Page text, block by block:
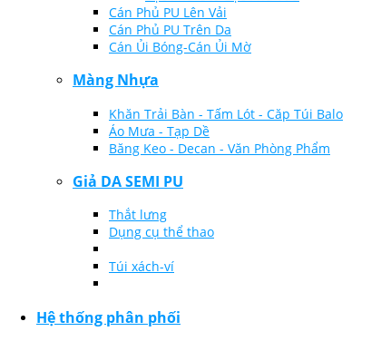
Cán Phủ PU Lên Vải
Cán Phủ PU Trên Da
Cán Ủi Bóng-Cán Ủi Mờ
Màng Nhựa
Khăn Trải Bàn - Tấm Lót - Căp Túi Balo
Áo Mưa - Tạp Dề
Băng Keo - Decan - Văn Phòng Phẩm
Giả DA SEMI PU
Thắt lưng
Dụng cụ thể thao
Túi xách-ví
Hệ thống phân phối